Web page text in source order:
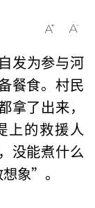
发为参与河
餐食。村民
了出来，
上的救援人
没能煮什么
象”。